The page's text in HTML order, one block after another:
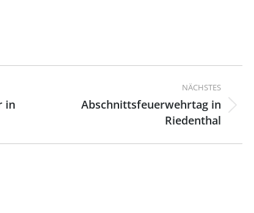
in
NÄCHSTES
Nächster
Abschnittsfeuerwehrtag in
Riedenthal